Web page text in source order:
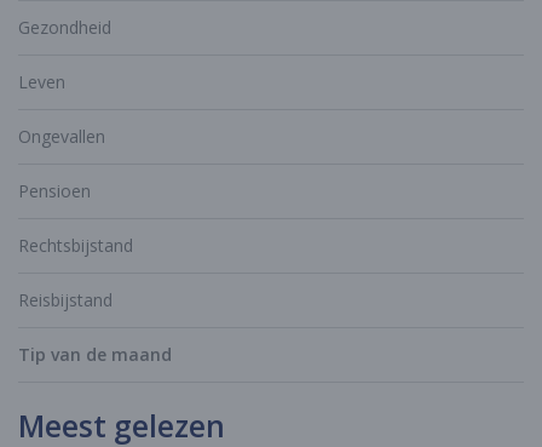
Gezondheid
Leven
Ongevallen
Pensioen
Rechtsbijstand
Reisbijstand
Tip van de maand
Meest gelezen